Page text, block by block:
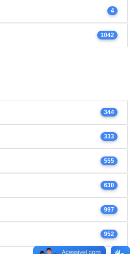
4
1042
344
333
555
630
997
952